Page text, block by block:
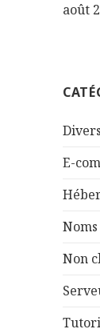
août
Divers
E-
Non